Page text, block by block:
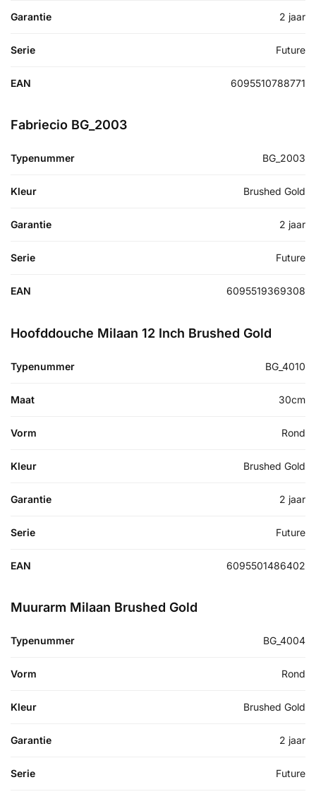
Garantie 2 jaar
Serie Future
EAN 6095510788771
Fabriecio BG_2003
Typenummer BG_2003
Kleur Brushed Gold
Garantie 2 jaar
Serie Future
EAN 6095519369308
Hoofddouche Milaan 12 Inch Brushed Gold
Typenummer BG_4010
Maat 30cm
Vorm Rond
Kleur Brushed Gold
Garantie 2 jaar
Serie Future
EAN 6095501486402
Muurarm Milaan Brushed Gold
Typenummer BG_4004
Vorm Rond
Kleur Brushed Gold
Garantie 2 jaar
Serie Future